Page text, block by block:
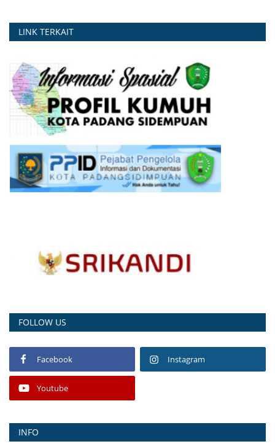
LINK TERKAIT
FOLLOW US
Facebook Instagram
Youtube
INFO